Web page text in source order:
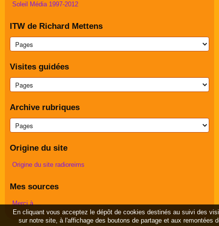
Soleil Média 1997-2012
ITW de Richard Mettens
Visites guidées
Archive rubriques
Origine du site
Origine du site radioreims
Mes sources
Merci à ...
En cliquant vous acceptez le dépôt de cookies destinés au suivi des
sur notre site, à l'affichage des boutons de partage et aux remontées